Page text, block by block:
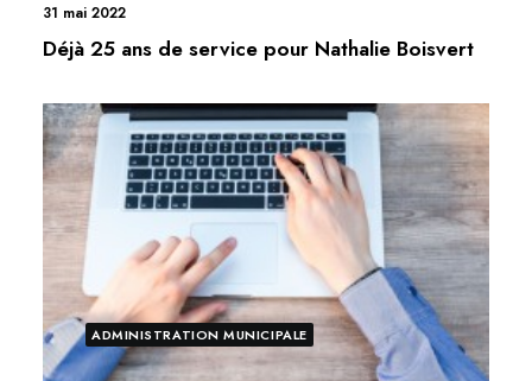
31 mai 2022
Déjà 25 ans de service pour Nathalie Boisvert
ADMINISTRATION MUNICIPALE